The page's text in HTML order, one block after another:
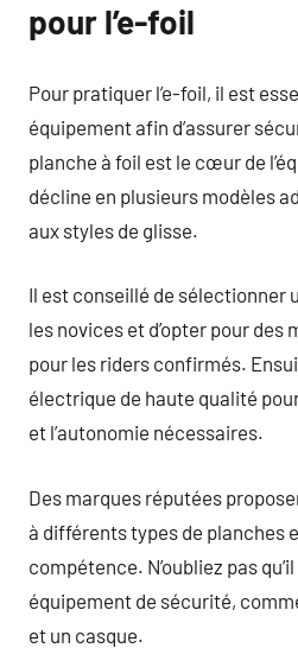
pour l’e-foil
Pour pratiquer l’e-foil, il est
équipement afin d’assurer
planche à foil est le cœur de
décline en plusieurs modèles
aux styles de glisse.
Il est conseillé de sélectionner
les novices et d’opter pour
pour les riders confirmés.
électrique de haute qualité
et l’autonomie nécessaires.
Des marques réputées
à différents types de planches
compétence. N’oubliez pas
équipement de sécurité,
et un casque.